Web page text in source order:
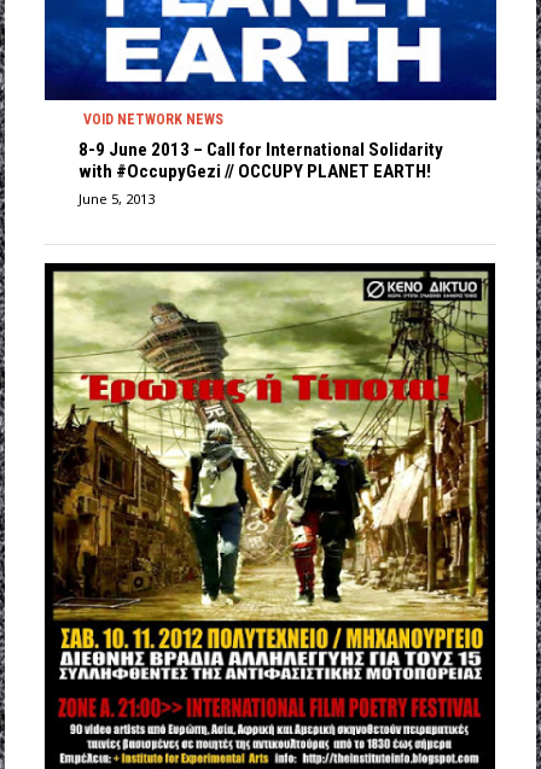
VOID NETWORK NEWS
8-9 June 2013 – Call for International Solidarity
with #OccupyGezi // OCCUPY PLANET EARTH!
June 5, 2013